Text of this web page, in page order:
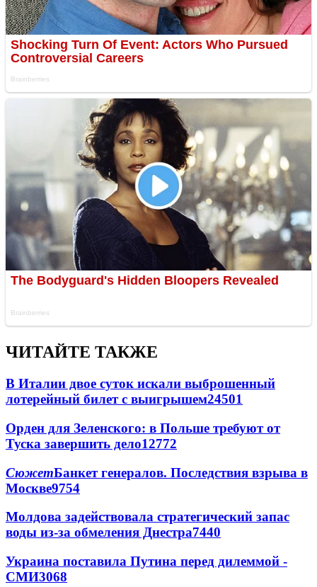
ЧИТАЙТЕ ТАКЖЕ
В Италии двое суток искали выброшенный
лотерейный билет с выигрышем24501
Орден для Зеленского: в Польше требуют от
Туска завершить дело12772
СюжетБанкет генералов. Последствия взрыва в
Москве9754
Молдова задействовала стратегический запас
воды из-за обмеления Днестра7440
Украина поставила Путина перед дилеммой -
СМИ3068